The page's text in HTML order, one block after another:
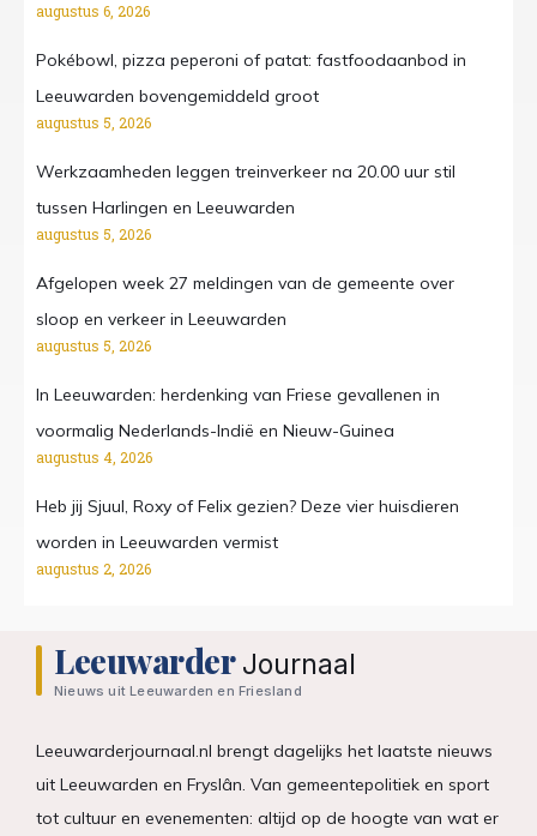
augustus 6, 2026
Pokébowl, pizza peperoni of patat: fastfoodaanbod in
Leeuwarden bovengemiddeld groot
augustus 5, 2026
Werkzaamheden leggen treinverkeer na 20.00 uur stil
tussen Harlingen en Leeuwarden
augustus 5, 2026
Afgelopen week 27 meldingen van de gemeente over
sloop en verkeer in Leeuwarden
augustus 5, 2026
In Leeuwarden: herdenking van Friese gevallenen in
voormalig Nederlands-Indië en Nieuw-Guinea
augustus 4, 2026
Heb jij Sjuul, Roxy of Felix gezien? Deze vier huisdieren
worden in Leeuwarden vermist
augustus 2, 2026
Leeuwarder Journaal
Nieuws uit Leeuwarden en Friesland
Leeuwarderjournaal.nl brengt dagelijks het laatste nieuws
uit Leeuwarden en Fryslân. Van gemeentepolitiek en sport
tot cultuur en evenementen: altijd op de hoogte van wat er